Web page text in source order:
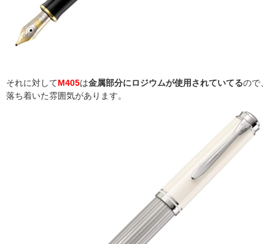
それに対してM405は金属部分にロジウムが使用されていてるので、
落ち着いた雰囲気があります。